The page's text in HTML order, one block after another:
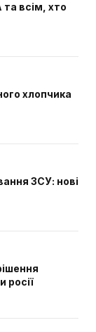
всім, хто
хлопчика
ЗСУ: нові
росії